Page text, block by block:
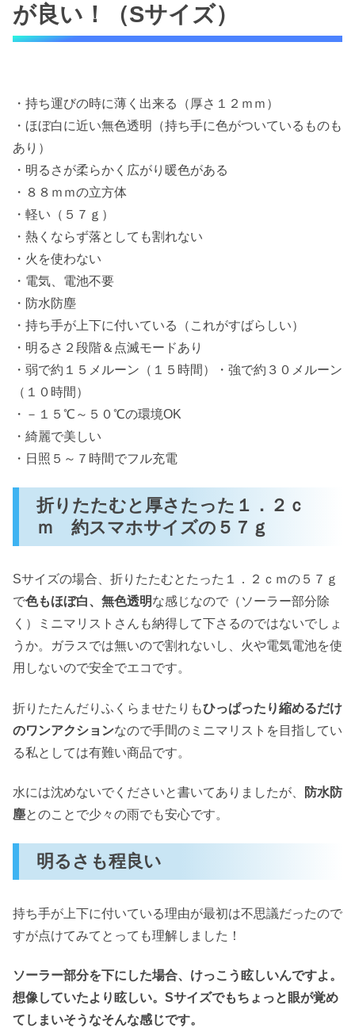
が良い！（Sサイズ）
・持ち運びの時に薄く出来る（厚さ１２ｍｍ）
・ほぼ白に近い無色透明（持ち手に色がついているものも
あり）
・明るさが柔らかく広がり暖色がある
・８８ｍｍの立方体
・軽い（５７ｇ）
・熱くならず落としても割れない
・火を使わない
・電気、電池不要
・防水防塵
・持ち手が上下に付いている（これがすばらしい）
・明るさ２段階＆点滅モードあり
・弱で約１５メルーン（１５時間）・強で約３０メルーン
（１０時間）
・－１５℃～５０℃の環境OK
・綺麗で美しい
・日照５～７時間でフル充電
折りたたむと厚さたった１．２ｃ
ｍ 約スマホサイズの５７ｇ
Sサイズの場合、折りたたむとたった１．２ｃｍの５７ｇ
で色もほぼ白、無色透明な感じなので（ソーラー部分除
く）ミニマリストさんも納得して下さるのではないでしょ
うか。ガラスでは無いので割れないし、火や電気電池を使
用しないので安全でエコです。
折りたたんだりふくらませたりもひっぱったり縮めるだけ
のワンアクションなので手間のミニマリストを目指してい
る私としては有難い商品です。
水には沈めないでくださいと書いてありましたが、
防水防
塵とのことで少々の雨でも安心です。
明るさも程良い
持ち手が上下に付いている理由が最初は不思議だったので
すが点けてみてとっても理解しました！
ソーラー部分を下にした場合、 けっこう眩しいんですよ。
想像していたより眩しい。Sサイズでもちょっと眼が覚め
てしまいそうなそんな感じです。